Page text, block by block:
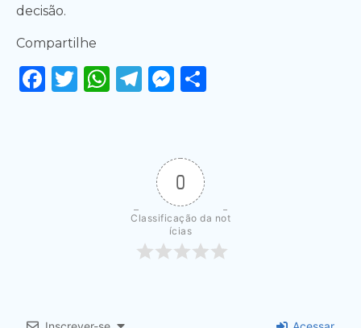
decisão.
Compartilhe
Facebook
Twitter
WhatsApp
Telegram
Messenger
0
Classificação da not
ícias